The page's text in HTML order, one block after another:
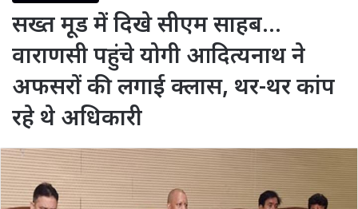
सख्त मूड में दिखे सीएम साहब…
वाराणसी पहुंचे योगी आदित्यनाथ ने
अफसरों की लगाई क्लास, थर-थर कांप
रहे थे अधिकारी